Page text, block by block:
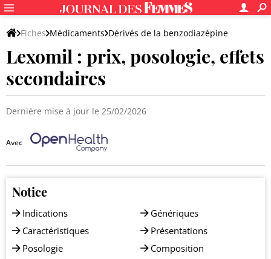
Fiches Médicaments Dérivés de la benzodiazépine
Lexomil : prix, posologie, effets
secondaires
Dernière mise à jour le 25/02/2026
Avec
Notice
Indications
Caractéristiques
Posologie
Génériques
Présentations
Composition